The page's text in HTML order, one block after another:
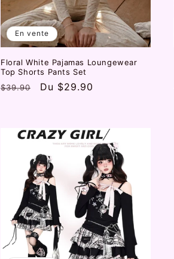
En vente
Floral White Pajamas Loungewear
Top Shorts Pants Set
Prix
$39.90
Prix
Du $29.90